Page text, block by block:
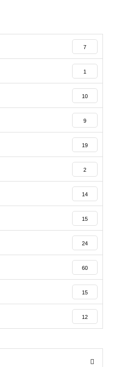
7
1
10
9
19
2
14
15
24
60
15
12